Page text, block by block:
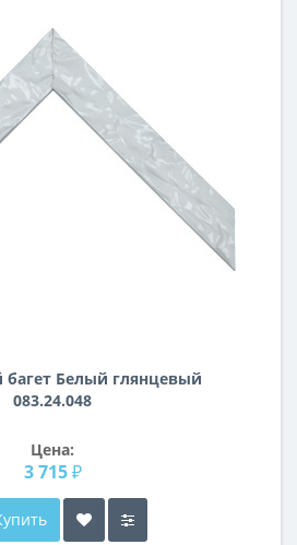
Белый глянцевый
083.24.048
Цена:
3 715 ₽